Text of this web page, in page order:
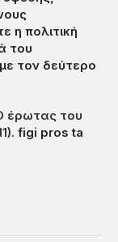
η πολιτική
του
τον δεύτερο
έρωτας του
figi pros ta